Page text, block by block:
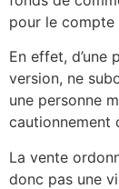
pour le compte
En effet,
version, ne
une personne
cautionnement
La vente
donc pas une